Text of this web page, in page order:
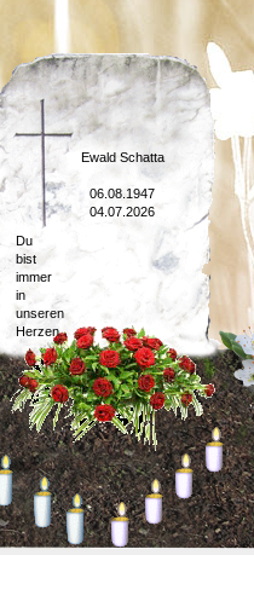
Du
bist
immer
in
unseren
Herzen
Ewald Schatta
06.08.1947
04.07.2026